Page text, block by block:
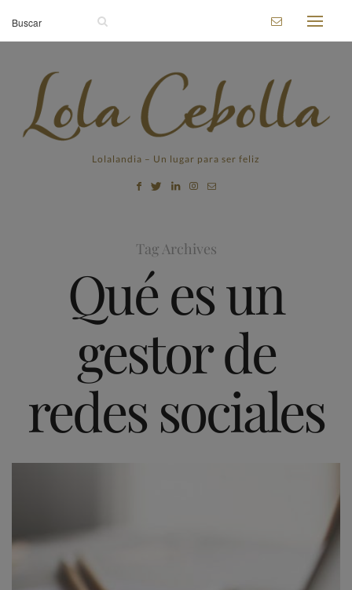
Lolalandia – Un lugar para ser feliz
Tag Archives
Qué es un
gestor de
redes sociales